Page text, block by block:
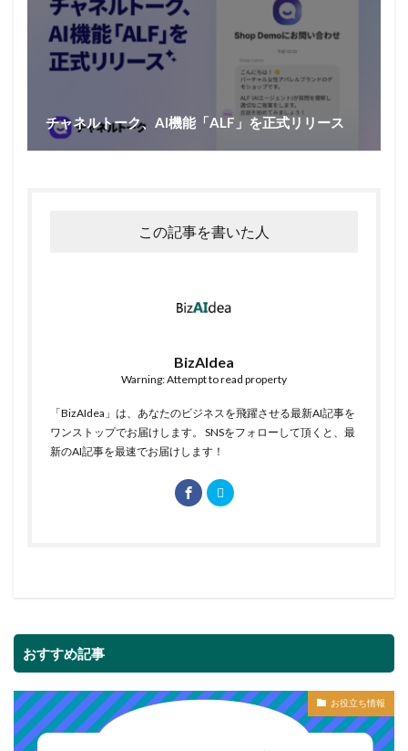
チャネルトーク、AI機能「ALF」を正式リリース
この記事を書いた人
BizAIdea
Warning: Attempt to read property
「BizAIdea」は、あなたのビジネスを飛躍させる最新AI記事を
ワンストップでお届けします。 SNSをフォローして頂くと、最
新のAI記事を最速でお届けします！
おすすめ記事
お役立ち情報